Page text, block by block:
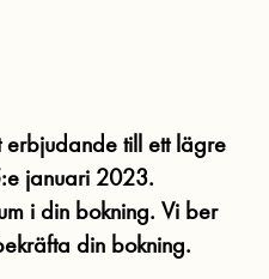
erbjudande till ett lägre
januari 2023.
i din bokning. Vi ber
din bokning.